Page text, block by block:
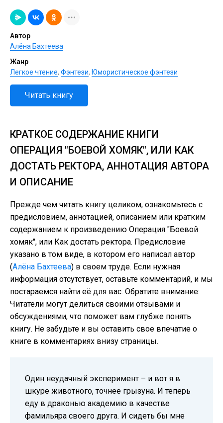
Автор
Алёна Бахтеева
Жанр
Легкое чтение, Фэнтези, Юмористическое фэнтези
Читать книгу
КРАТКОЕ СОДЕРЖАНИЕ КНИГИ
ОПЕРАЦИЯ "БОЕВОЙ ХОМЯК", ИЛИ КАК
ДОСТАТЬ РЕКТОРА, АННОТАЦИЯ АВТОРА
И ОПИСАНИЕ
Прежде чем читать книгу целиком, ознакомьтесь с
предисловием, аннотацией, описанием или кратким
содержанием к произведению Операция "Боевой
хомяк", или Как достать ректора. Предисловие
указано в том виде, в котором его написал автор
(Алёна Бахтеева) в своем труде. Если нужная
информация отсутствует, оставьте комментарий, и мы
постараемся найти её для вас. Обратите внимание:
Читатели могут делиться своими отзывами и
обсуждениями, что поможет вам глубже понять
книгу. Не забудьте и вы оставить свое впечатие о
книге в комментариях внизу страницы.
Один неудачный эксперимент – и вот я в
шкуре животного, точнее грызуна. И теперь
еду в драконью академию в качестве
фамильяра своего друга. И сидеть бы мне